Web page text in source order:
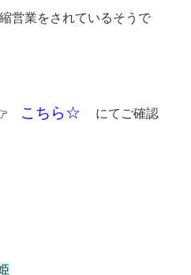
営業をされているそうで
こちら☆ にて ご確認